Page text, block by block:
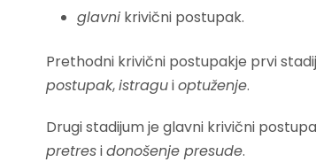
glavni krivični postupak.
Prethodni krivični postupakje prvi
postupak,istraguioptuženje.
Drugi stadijum je glavni krivični
pretresidonošenje presude.